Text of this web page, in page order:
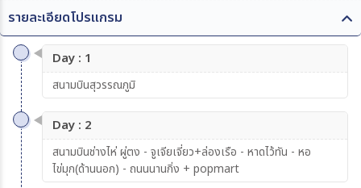
รายละเอียดโปรแกรม
Day : 1
สนามบินสุวรรณภูมิ
Day : 2
สนามบินช่างไห่ ผู่ตง - จูเจียเจี่ยว+ล่องเรือ - หาดไว้ทัน - หอ
ไข่มุก(ด้านนอก) - ถนนนานกิ่ง + popmart